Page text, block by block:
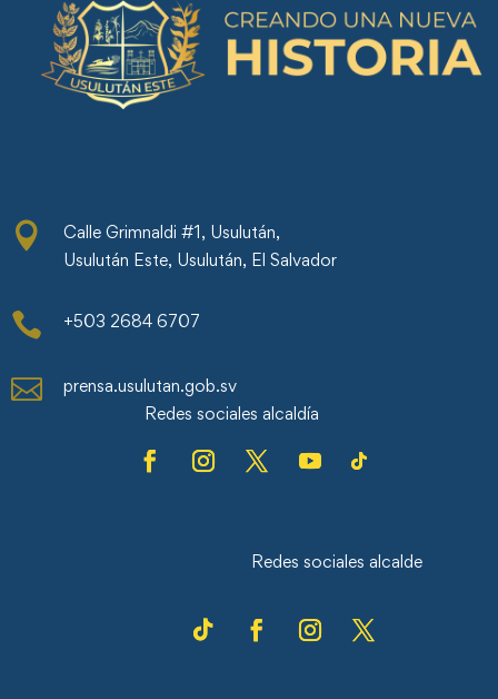

Calle Grimnaldi #1, Usulután,
Usulután Este, Usulután, El Salvador
 +503 2684 6707

prensa.usulutan.gob.sv
Redes sociales alcaldía
Redes sociales alcalde